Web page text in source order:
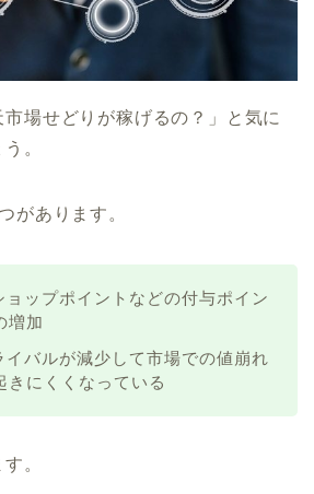
場せどりが稼げるの？」と気に
。
があります。
ョップポイントなどの付与ポイン
増加
イバルが減少して市場での値崩れ
きにくくなっている
。